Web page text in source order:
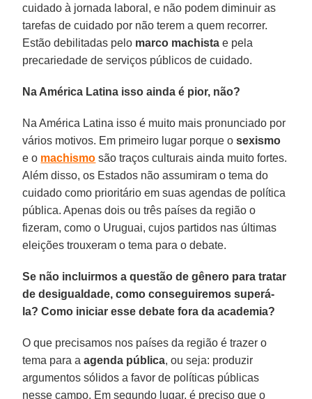
cuidado à jornada laboral, e não podem diminuir as
tarefas de cuidado por não terem a quem recorrer.
Estão debilitadas pelo marco machista e pela
precariedade de serviços públicos de cuidado.
Na América Latina isso ainda é pior, não?
Na América Latina isso é muito mais pronunciado por
vários motivos. Em primeiro lugar porque osexismo
e o machismo são traços culturais ainda muito fortes.
Além disso, os Estados não assumiram o tema do
cuidado como prioritário em suas agendas de política
pública. Apenas dois ou três países da região o
fizeram, como o Uruguai, cujos partidos nas últimas
eleições trouxeram o tema para o debate.
Se não incluirmos a questão de gênero para tratar
de desigualdade, como conseguiremos superá-
la? Como iniciar esse debate fora da academia?
O que precisamos nos países da região é trazer o
tema para aagenda pública, ou seja: produzir
argumentos sólidos a favor de políticas públicas
nesse campo. Em segundo lugar, é preciso que o